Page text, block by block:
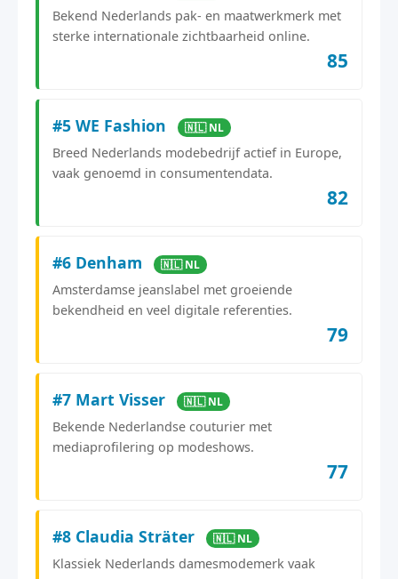
Bekend Nederlands pak- en maatwerkmerk met
sterke internationale zichtbaarheid online.
85
#5 WE Fashion 🇳🇱 NL
Breed Nederlands modebedrijf actief in Europe,
vaak genoemd in consumentendata.
82
#6 Denham 🇳🇱 NL
Amsterdamse jeanslabel met groeiende
bekendheid en veel digitale referenties.
79
#7 Mart Visser 🇳🇱 NL
Bekende Nederlandse couturier met
mediaprofilering op modeshows.
77
#8 Claudia Sträter 🇳🇱 NL
Klassiek Nederlands damesmodemerk vaak